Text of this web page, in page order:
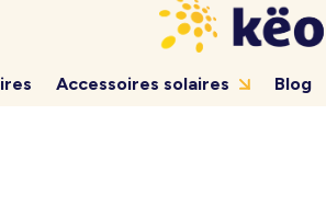
Accessoires solaires Blog